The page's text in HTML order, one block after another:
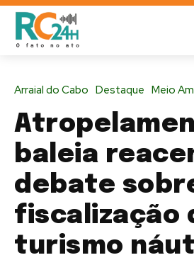
Arraial do Cabo Destaque Meio
baleia
debate
fiscalização
turismo